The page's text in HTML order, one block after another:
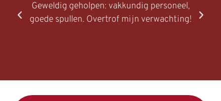
personeel,
verwachting!
Mooie overzichtelijke
gespecialiseerd in